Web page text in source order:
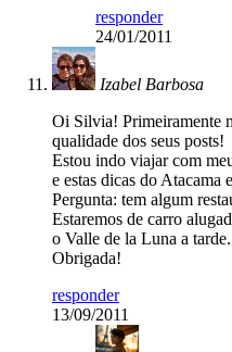
responder
24/01/2011
Izabel Barbosa
Oi Silvia! Primeiramente
qualidade dos seus posts!
Estou indo viajar com
e estas dicas do
Pergunta: tem algum
Estaremos de carro
o Valle de la Luna a tarde.
Obrigada!
responder
13/09/2011